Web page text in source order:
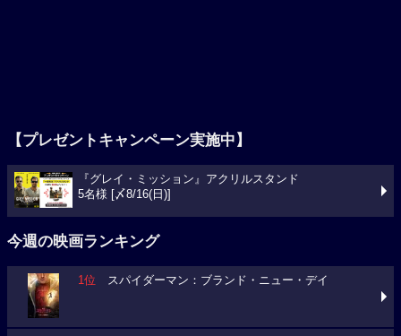
【プレゼントキャンペーン実施中】
『グレイ・ミッション』アクリルスタンド
5名様 [〆8/16(日)]
今週の映画ランキング
1位 スパイダーマン：ブランド・ニュー・デイ